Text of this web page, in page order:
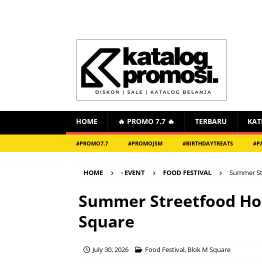
HOME 🔥 PROMO 7.7 🔥 TERBARU
#PROMO7.7 #PROMOJSM #BIRTHDAYTREATS
HOME - EVENT FOOD FESTIVAL Summer
Summer Streetfood
Square
July 30, 2026 Food Festival, Blok M Square